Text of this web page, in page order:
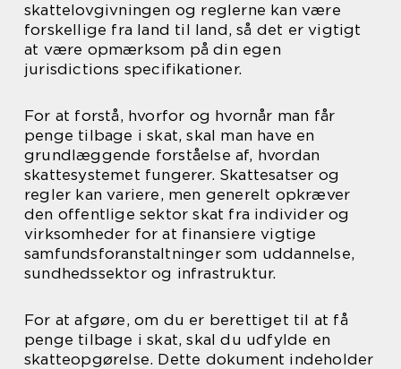
skattelovgivningen og reglerne kan være
forskellige fra land til land, så det er vigtigt
at være opmærksom på din egen
jurisdictions specifikationer.
For at forstå, hvorfor og hvornår man får
penge tilbage i skat, skal man have en
grundlæggende forståelse af, hvordan
skattesystemet fungerer. Skattesatser og
regler kan variere, men generelt opkræver
den offentlige sektor skat fra individer og
virksomheder for at finansiere vigtige
samfundsforanstaltninger som uddannelse,
sundhedssektor og infrastruktur.
For at afgøre, om du er berettiget til at få
penge tilbage i skat, skal du udfylde en
skatteopgørelse. Dette dokument indeholder